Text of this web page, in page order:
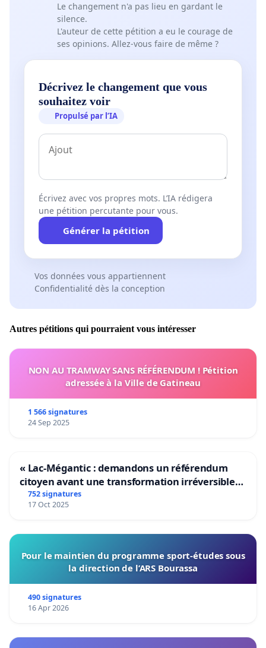
Le changement n'a pas lieu en gardant le
silence.
L'auteur de cette pétition a eu le courage de
ses opinions. Allez-vous faire de même ?
Décrivez le changement que vous
souhaitez voir
Propulsé par l’IA
Écrivez avec vos propres mots. L’IA rédigera
une pétition percutante pour vous.
Générer la pétition
Vos données vous appartiennent
Confidentialité dès la conception
Autres pétitions qui pourraient vous intéresser
NON AU TRAMWAY SANS RÉFÉRENDUM ! Pétition
adressée à la Ville de Gatineau
1 566 signatures
24 Sep 2025
« Lac-Mégantic : demandons un référendum
citoyen avant une transformation irréversible
de notre territoire »
752 signatures
17 Oct 2025
Pour le maintien du programme sport-études sous
la direction de l’ARS Bourassa
490 signatures
16 Apr 2026